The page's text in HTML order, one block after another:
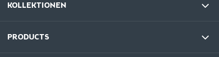
KOLLEKTIONEN
PRODUCTS